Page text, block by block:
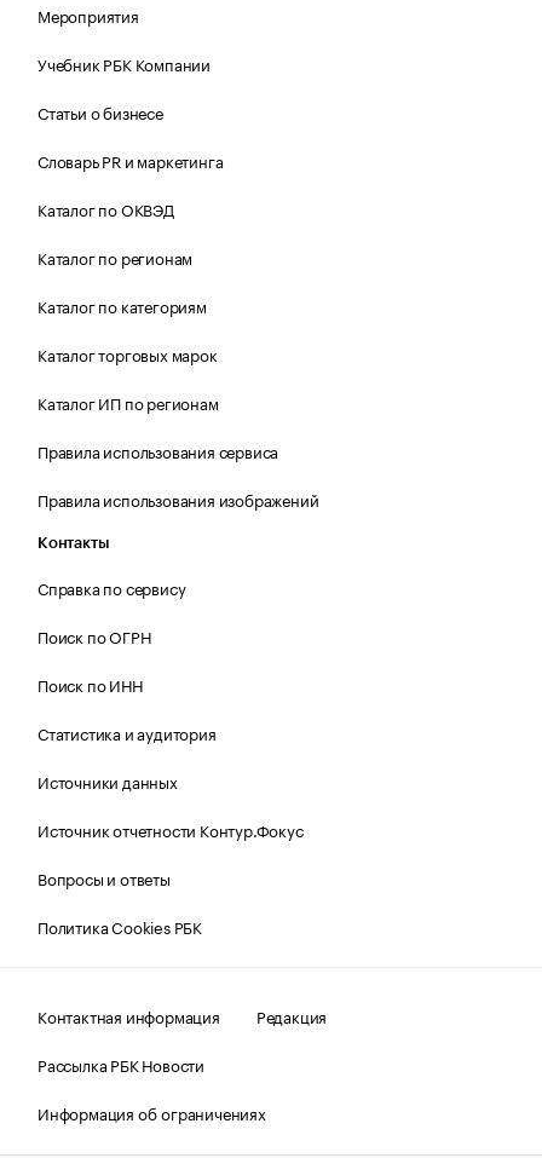
Мероприятия
Учебник РБК Компании
Статьи о бизнесе
Словарь PR и маркетинга
Каталог по ОКВЭД
Каталог по регионам
Каталог по категориям
Каталог торговых марок
Каталог ИП по регионам
Правила использования сервиса
Правила использования изображений
Контакты
Справка по сервису
Поиск по ОГРН
Поиск по ИНН
Статистика и аудитория
Источники данных
Источник отчетности Контур.Фокус
Вопросы и ответы
Политика Cookies РБК
Контактная информация
Редакция
Рассылка РБК Новости
Информация об ограничениях